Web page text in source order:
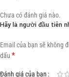
Chưa có đánh giá nào.
Hãy là người đầu tiên
Email của bạn sẽ không
dấu *
Đánh giá của bạn